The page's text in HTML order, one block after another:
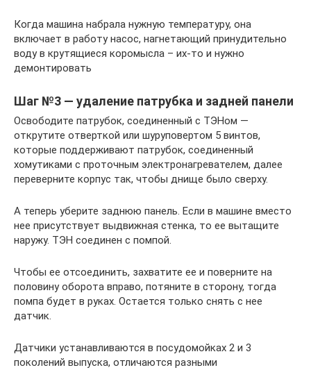
Когда машина набрала нужную температуру, она
включает в работу насос, нагнетающий принудительно
воду в крутящиеся коромысла – их-то и нужно
демонтировать
Шаг №3 — удаление патрубка и задней панели
Освободите патрубок, соединенный с ТЭНом —
открутите отверткой или шуруповертом 5 винтов,
которые поддерживают патрубок, соединенный
хомутиками с проточным электронагревателем, далее
переверните корпус так, чтобы днище было сверху.
А теперь уберите заднюю панель. Если в машине вместо
нее присутствует выдвижная стенка, то ее вытащите
наружу. ТЭН соединен с помпой.
Чтобы ее отсоединить, захватите ее и поверните на
половину оборота вправо, потяните в сторону, тогда
помпа будет в руках. Остается только снять с нее
датчик.
Датчики устанавливаются в посудомойках 2 и 3
поколений выпуска, отличаются разными